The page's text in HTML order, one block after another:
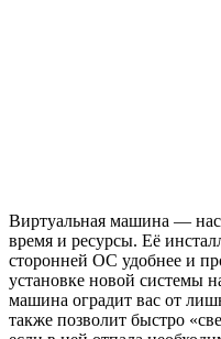
Виртуальная машина —
время и ресурсы. Её
сторонней ОС удобнее и
установке новой системы
машина оградит вас от
также позволит быстро